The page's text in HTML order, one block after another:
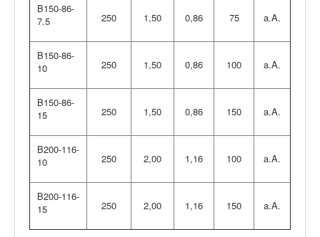
B150-86-
7.5
250 1,50 0,86 75 a.A.
B150-86-
10
250 1,50 0,86 100 a.A.
B150-86-
15
250 1,50 0,86 150 a.A.
B200-116-
10
250 2,00 1,16 100 a.A.
B200-116-
15
250 2,00 1,16 150 a.A.